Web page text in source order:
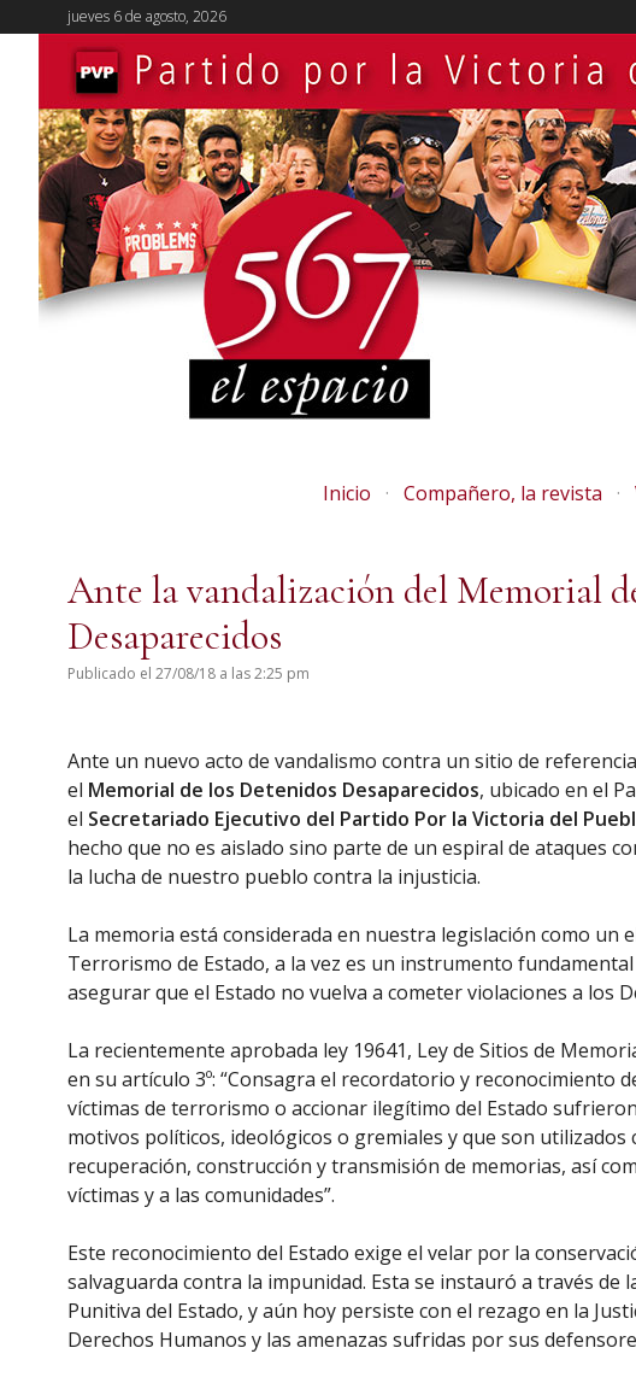
jueves 6 de agosto, 2026
Inicio Compañero, la revista
Ante la vandalización del Memorial
Desaparecidos
Publicado el 27/08/18 a las 2:25 pm
Ante un nuevo acto de vandalismo contra un sitio de
el Memorial de los Detenidos Desaparecidos, ubicado en el
el Secretariado Ejecutivo del Partido Por la Victoria del
hecho que no es aislado sino parte de un espiral de ataques
la lucha de nuestro pueblo contra la injusticia.
La memoria está considerada en nuestra legislación como un
Terrorismo de Estado, a la vez es un instrumento
asegurar que el Estado no vuelva a cometer violaciones a los
La recientemente aprobada ley 19641, Ley de Sitios de
en su artículo 3º: “Consagra el recordatorio y reconocimiento
víctimas de terrorismo o accionar ilegítimo del Estado
motivos políticos, ideológicos o gremiales y que son
recuperación, construcción y transmisión de memorias, así
víctimas y a las comunidades”.
Este reconocimiento del Estado exige el velar por la
salvaguarda contra la impunidad. Esta se instauró a través de
Punitiva del Estado, y aún hoy persiste con el rezago en la
Derechos Humanos y las amenazas sufridas por sus